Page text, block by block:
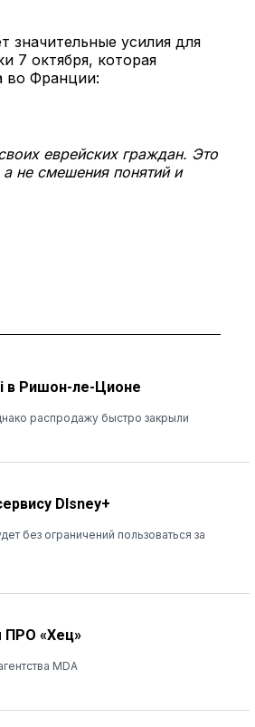
значительные усилия для
7 октября, которая
во Франции:
еврейских граждан. Это
а не смешения понятий и
в Ришон-ле-Ционе
распродажу быстро закрыли
DIsney+
без ограничений пользоваться за
ПРО «Хец»
MDA